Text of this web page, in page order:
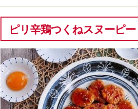
ピリ辛鶏つくねスヌーピ